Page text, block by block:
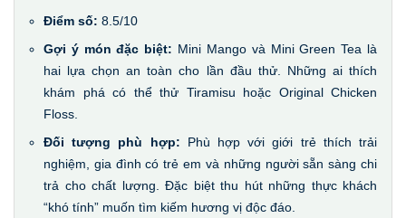
Điểm số: 8.5/10
Gợi ý món đặc biệt: Mini Mango và Mini Green Tea là
hai lựa chọn an toàn cho lần đầu thử. Những ai thích
khám phá có thể thử Tiramisu hoặc Original Chicken
Floss.
Đối tượng phù hợp: Phù hợp với giới trẻ thích trải
nghiệm, gia đình có trẻ em và những người sẵn sàng chi
trả cho chất lượng. Đặc biệt thu hút những thực khách
“khó tính” muốn tìm kiếm hương vị độc đáo.